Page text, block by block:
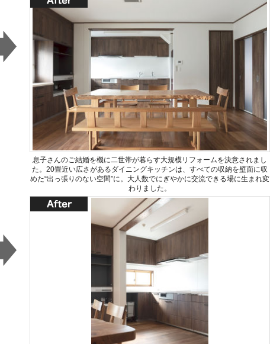
息子さんのご結婚を機に二世帯が暮らす大規模リフォームを決意されまし
た。20畳近い広さがあるダイニングキッチンは、すべての収納を壁面に収
めた“出っ張りのない空間”に。大人数でにぎやかに交流できる場に生まれ変
わりました。